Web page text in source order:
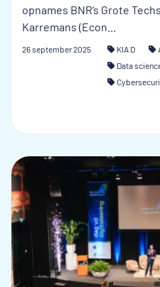
opnames BNR’s Grote
Karremans (Econ...
26 september 2025 KIA D
Data